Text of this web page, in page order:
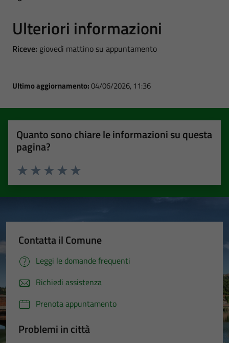
Ulteriori informazioni
Riceve: giovedì mattino su appuntamento
Ultimo aggiornamento:04/06/2026, 11:36
Quanto sono chiare le informazioni su questa
pagina?
Valuta 5 stelle su 5
Valuta 4 stelle su 5
Valuta 3 stelle su 5
Valuta 2 stelle su 5
Valuta 1 stelle su 5
Contatta il Comune
Leggi le domande frequenti
Richiedi assistenza
Prenota appuntamento
Problemi in città